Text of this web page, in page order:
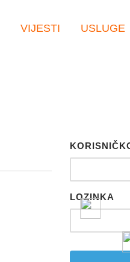
VIJESTI USLUGE
LOZINKA